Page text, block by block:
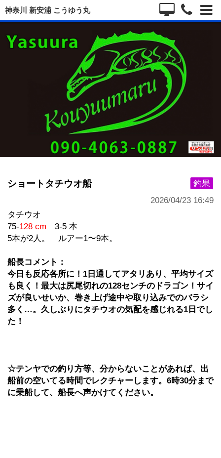
神奈川 新安浦 こうゆう丸
釣果
ショートタチウオ船
2026/04/23 16:49
タチウオ
75-128 cm 3-5 本
5本が2人。 ルアー1〜9本。
船長コメント：
今日も反応各所に！1日通してアタリあり、平均サイズ
も良く！最大は尻尾切れの128センチのドラゴン！サイ
ズが良いせいか、巻き上げ途中や取り込みでのバラシ
多く…。久しぶりにタチウオの気配を感じれる1日でし
た！
☆テンヤでの釣り方等、分からないことがあれば、出
船前の空いてる時間でレクチャーします。6時30分まで
に乗船して、船長へ声かけてください。